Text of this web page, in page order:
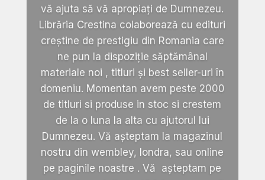
vă ajuta să vă apropiați de Dumnezeu.
Librăria Crestina colaborează cu edituri
creștine de prestigiu din Romania care
ne pun la dispoziție săptămânal
materiale noi , titluri și best seller-uri în
domeniu. Momentan avem peste 2000
de titluri si produse in stoc si crestem
de la o luna la alta cu ajutorul lui
Dumnezeu. Vă așteptam la magazinul
nostru din wembley, londra, sau online
pe paginile noastre . Vă așteptam pe